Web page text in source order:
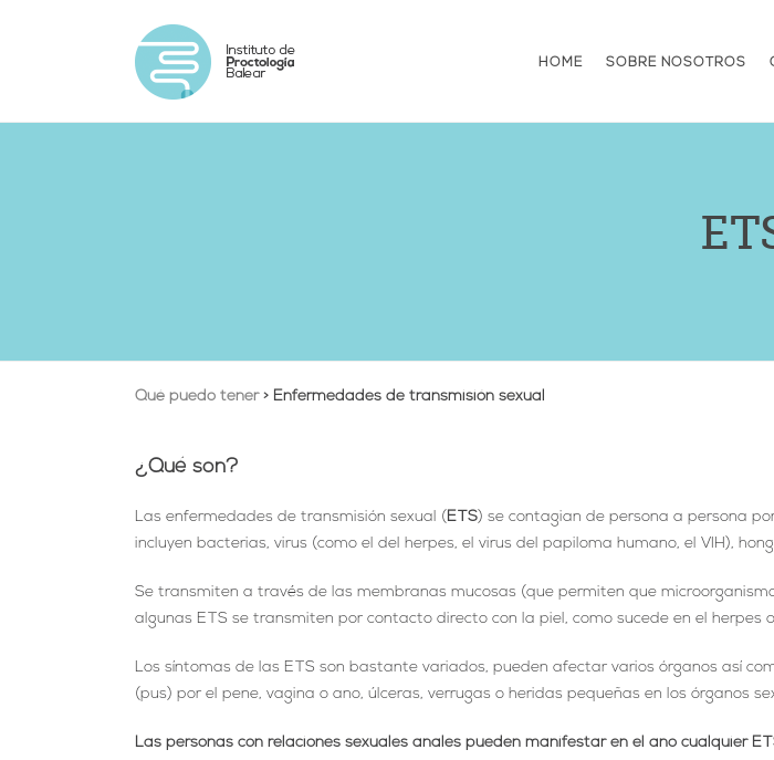
HOME SOBRE NOSOTROS
Qué puedo tener> Enfermedades de transmisión sexual
¿Qué son?
Las enfermedades de transmisión sexual (ETS) se contagian de persona a persona
incluyen bacterias, virus (como el del herpes, el virus del papiloma humano, el VIH),
Se transmiten a través de las membranas mucosas (que permiten que
algunas ETS se transmiten por contacto directo con la piel, como sucede en el herpes
Los síntomas de las ETS son bastante variados, pueden afectar varios órganos así
(pus) por el pene, vagina o ano, úlceras, verrugas o heridas pequeñas en los órganos
Las personas con relaciones sexuales anales pueden manifestar en el ano cualquier